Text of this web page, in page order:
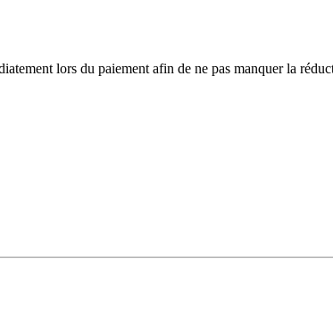
lors du paiement afin de ne pas manquer la